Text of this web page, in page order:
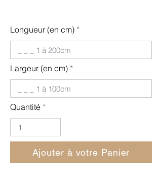
Longueur (en cm)
Largeur (en cm)
Quantité
Ajouter à votre Panier